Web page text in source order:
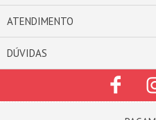
ATENDIMENTO
DÚVIDAS